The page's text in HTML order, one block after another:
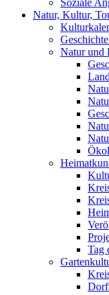
Soziale
Natur, Kultur,
Natur und
Tag